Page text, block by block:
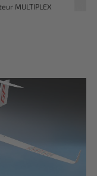
MULTIPLEX